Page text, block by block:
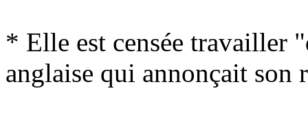
* Elle est censée travailler
anglaise qui annonçait